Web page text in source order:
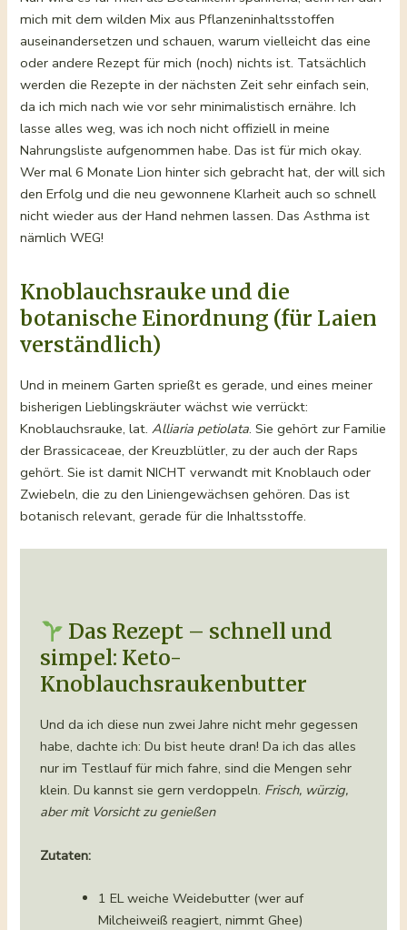
mich mit dem wilden Mix aus Pflanzeninhaltsstoffen
auseinandersetzen und schauen, warum vielleicht das eine
oder andere Rezept für mich (noch) nichts ist. Tatsächlich
werden die Rezepte in der nächsten Zeit sehr einfach sein,
da ich mich nach wie vor sehr minimalistisch ernähre. Ich
lasse alles weg, was ich noch nicht offiziell in meine
Nahrungsliste aufgenommen habe. Das ist für mich okay.
Wer mal 6 Monate Lion hinter sich gebracht hat, der will sich
den Erfolg und die neu gewonnene Klarheit auch so schnell
nicht wieder aus der Hand nehmen lassen. Das Asthma ist
nämlich WEG!
Knoblauchsrauke und die
botanische Einordnung (für Laien
verständlich)
Und in meinem Garten sprießt es gerade, und eines meiner
bisherigen Lieblingskräuter wächst wie verrückt:
Knoblauchsrauke, lat.Alliaria petiolata. Sie gehört zur Familie
der Brassicaceae, der Kreuzblütler, zu der auch der Raps
gehört. Sie ist damit NICHT verwandt mit Knoblauch oder
Zwiebeln, die zu den Liniengewächsen gehören. Das ist
botanisch relevant, gerade für die Inhaltsstoffe.
Das Rezept – schnell und
simpel: Keto-
Knoblauchsraukenbutter
Und da ich diese nun zwei Jahre nicht mehr gegessen
habe, dachte ich: Du bist heute dran! Da ich das alles
nur im Testlauf für mich fahre, sind die Mengen sehr
klein. Du kannst sie gern verdoppeln. Frisch, würzig,
aber mit Vorsicht zu genießen
Zutaten:
1 EL weiche Weidebutter (wer auf
Milcheiweiß reagiert, nimmt Ghee)